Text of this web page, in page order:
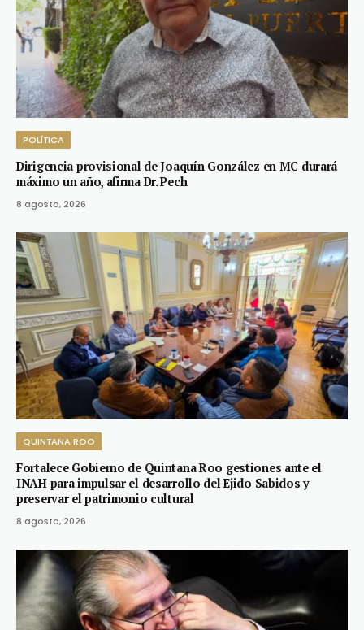
POLÍTICA
Dirigencia provisional de Joaquín González en MC durará
máximo un año, afirma Dr. Pech
8 agosto, 2026
QUINTANA ROO
Fortalece Gobierno de Quintana Roo gestiones ante el
INAH para impulsar el desarrollo del Ejido Sabidos y
preservar el patrimonio cultural
8 agosto, 2026